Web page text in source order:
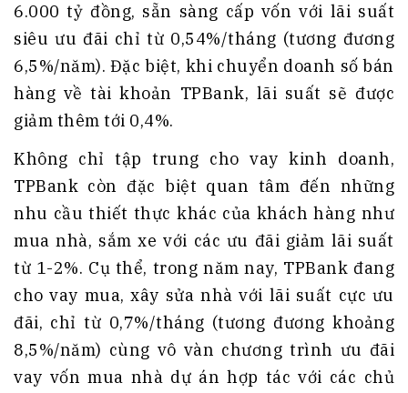
6.000 tỷ đồng, sẵn sàng cấp vốn với lãi suất
siêu ưu đãi chỉ từ 0,54%/tháng (tương đương
6,5%/năm). Đặc biệt, khi chuyển doanh số bán
hàng về tài khoản TPBank, lãi suất sẽ được
giảm thêm tới 0,4%.
Không chỉ tập trung cho vay kinh doanh,
TPBank còn đặc biệt quan tâm đến những
nhu cầu thiết thực khác của khách hàng như
mua nhà, sắm xe với các ưu đãi giảm lãi suất
từ 1-2%. Cụ thể, trong năm nay, TPBank đang
cho vay mua, xây sửa nhà với lãi suất cực ưu
đãi, chỉ từ 0,7%/tháng (tương đương khoảng
8,5%/năm) cùng vô vàn chương trình ưu đãi
vay vốn mua nhà dự án hợp tác với các chủ